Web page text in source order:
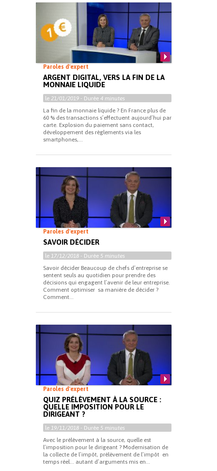
Paroles d'expert
ARGENT DIGITAL, VERS LA FIN DE LA
MONNAIE LIQUIDE
le 21/01/2019 - Durée 4 minutes
La fin de la monnaie liquide ? En France plus de
60 % des transactions s’effectuent aujourd’hui par
carte. Explosion du paiement sans contact,
développement des règlements via les
smartphones,...
Paroles d'expert
SAVOIR DÉCIDER
le 17/12/2018 - Durée 5 minutes
Savoir décider Beaucoup de chefs d’entreprise se
sentent seuls au quotidien pour prendre des
décisions qui engagent l’avenir de leur entreprise.
Comment optimiser sa manière de décider ?
Comment...
Paroles d'expert
QUIZ PRÉLÈVEMENT À LA SOURCE :
QUELLE IMPOSITION POUR LE
DIRIGEANT ?
le 19/11/2018 - Durée 5 minutes
Avec le prélèvement à la source, quelle est
l’imposition pour le dirigeant ? Modernisation de
la collecte de l’impôt, prélèvement de l’impôt en
temps réel… autant d’arguments mis en...